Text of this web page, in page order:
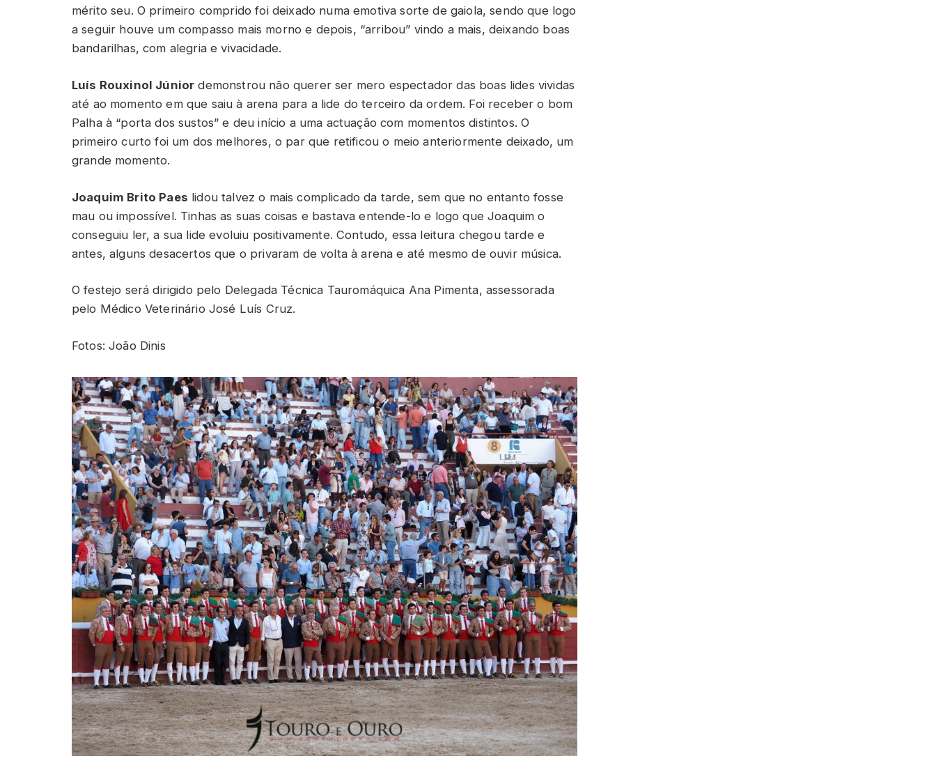
mérito seu. O primeiro comprido foi deixado numa emotiva sorte de gaiola, sendo que logo
a seguir houve um compasso mais morno e depois, “arribou” vindo a mais, deixando boas
bandarilhas, com alegria e vivacidade.
Luís Rouxinol Júnior demonstrou não querer ser mero espectador das boas lides vividas
até ao momento em que saiu à arena para a lide do terceiro da ordem. Foi receber o bom
Palha à “porta dos sustos” e deu início a uma actuação com momentos distintos. O
primeiro curto foi um dos melhores, o par que retificou o meio anteriormente deixado, um
grande momento.
Joaquim Brito Paes lidou talvez o mais complicado da tarde, sem que no entanto fosse
mau ou impossível. Tinhas as suas coisas e bastava entende-lo e logo que Joaquim o
conseguiu ler, a sua lide evoluiu positivamente. Contudo, essa leitura chegou tarde e
antes, alguns desacertos que o privaram de volta à arena e até mesmo de ouvir música.
O festejo será dirigido pelo Delegada Técnica Tauromáquica Ana Pimenta, assessorada
pelo Médico Veterinário José Luís Cruz.
Fotos: João Dinis